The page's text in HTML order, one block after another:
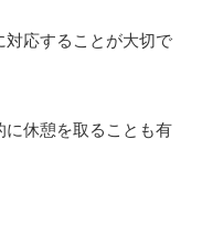
対応することが大切で
に休憩を取ることも有